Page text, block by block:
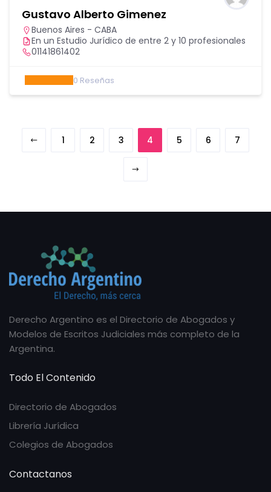
Gustavo Alberto Gimenez
Buenos Aires - CABA
En un Estudio Jurídico de entre 2 y 10 profesionales
01141861402
0 Reseñas
1 2 3 4 5 6 7
Derecho Argentino es el Directorio de Abogados y
Modelos de Escritos Judiciales más completo de la
Argentina.
Todo El Contenido
Directorio de Abogados
Librería Jurídica
Colegios de Abogados
Contactanos